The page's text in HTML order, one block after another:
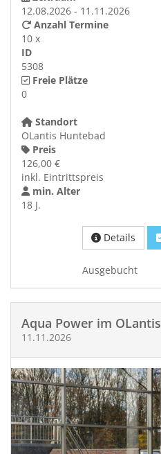
12.08.2026 - 11.11.2026
Anzahl Termine
10 x
ID
5308
Freie Plätze
0
Standort
OLantis Huntebad
Preis
126,00 €
inkl. Eintrittspreis
min. Alter
18 J.
Details
Ausgebucht
Aqua Power im OLantis
11.11.2026